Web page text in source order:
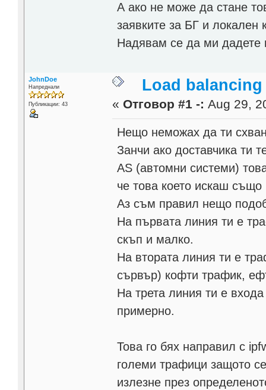
А ако не може да стане
заявките за БГ и
Надявам се да ми дадете
JohnDoe
Напреднали
Публикации: 43
Load
« Отговор #1 -: Aug 29,
Нещо неможах да ти
Занчи ако доставчика ти
AS (автомни системи)
че това което искаш
Аз съм правил нещо
На първата линия ти е
скъп и малко.
На втората линия ти е
сървър) кофти трафик,
На трета линия ти е
примерно.
Това го бях направил с
големи трафици защото
излезне през